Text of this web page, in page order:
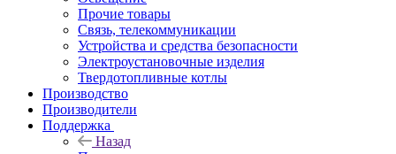
Прочие товары
Связь, телекоммуникации
Устройства и средства безопасности
Электроустановочные изделия
Твердотопливные котлы
Производство
Производители
Поддержка
Назад